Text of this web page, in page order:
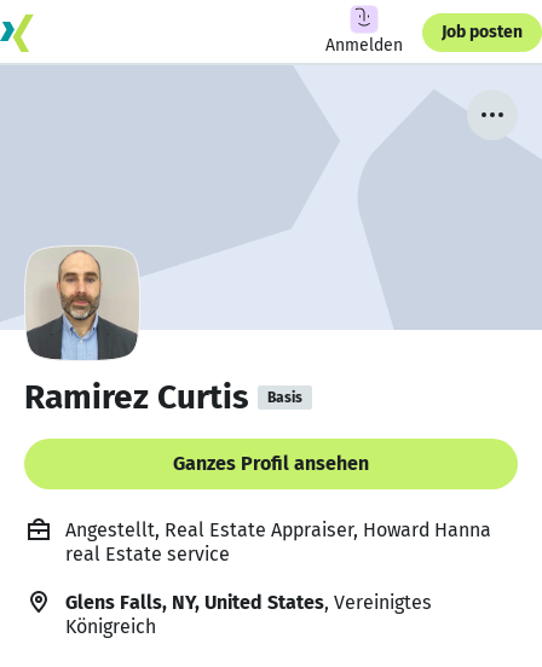
Anmelden
Job posten
Ramirez Curtis Basis
Ganzes Profil ansehen
Angestellt, Real Estate Appraiser, Howard Hanna
real Estate service
Glens Falls, NY, United States, Vereinigtes
Königreich